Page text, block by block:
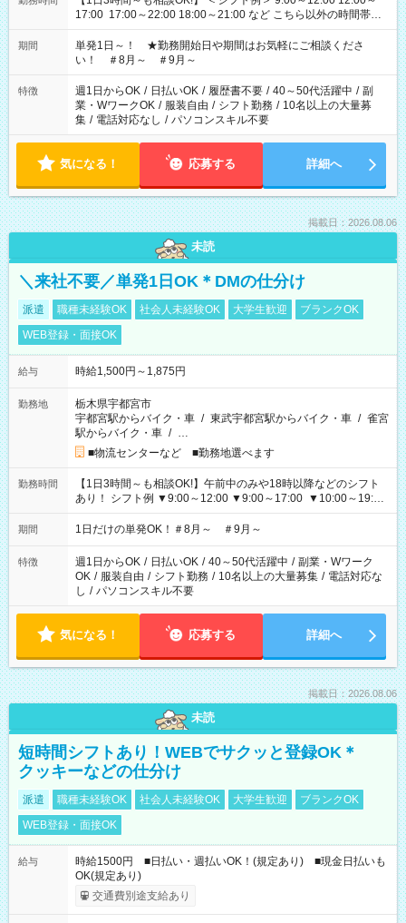
17:00 17:00～22:00 18:00～21:00 など こちら以外の時間帯も
お気軽にご相談ください！
期間
単発1日～！ ★勤務開始日や期間はお気軽にご相談くださ
い！ ＃8月～ ＃9月～
特徴 週1日からOK / 日払いOK / 履歴書不要 / 40～50代活躍中 / 副
業・WワークOK / 服装自由 / シフト勤務 / 10名以上の大量募
集 / 電話対応なし / パソコンスキル不要
気になる！ 応募する 詳細へ
掲載日：2026.08.06
未読
＼来社不要／単発1日OK＊DMの仕分け
派遣 職種未経験OK 社会人未経験OK 大学生歓迎
ブランクOK
WEB登録・面接OK
給与 時給1,500円～1,875円
勤務地
栃木県宇都宮市
宇都宮駅からバイク・車 / 東武宇都宮駅からバイク・車 / 雀宮
駅からバイク・車 / …
■物流センターなど ■勤務地選べます
勤務時間
【1日3時間～も相談OK!】午前中のみや18時以降などのシフト
あり！ シフト例 ▼9:00～12:00 ▼9:00～17:00 ▼10:00～19:00
▼18:00～21:00
期間 1日だけの単発OK！＃8月～ ＃9月～
特徴 週1日からOK / 日払いOK / 40～50代活躍中 / 副業・Wワーク
OK / 服装自由 / シフト勤務 / 10名以上の大量募集 / 電話対応な
し / パソコンスキル不要
気になる！ 応募する 詳細へ
掲載日：2026.08.06
未読
短時間シフトあり！WEBでサクッと登録OK＊
クッキーなどの仕分け
派遣 職種未経験OK 社会人未経験OK 大学生歓迎
ブランクOK
WEB登録・面接OK
給与
時給1500円 ■日払い・週払いOK！(規定あり) ■現金日払いも
OK(規定あり)
交通費別途支給あり